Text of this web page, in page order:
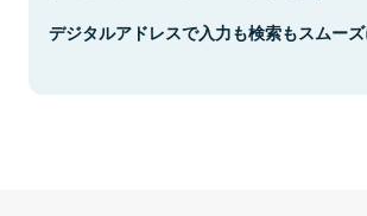
デジタルアドレスで入力も検索もスムーズ